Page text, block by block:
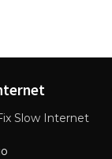
Slow Internet